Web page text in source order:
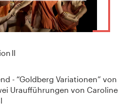
II
- “Goldberg Variationen” von
Uraufführungen von Caroline